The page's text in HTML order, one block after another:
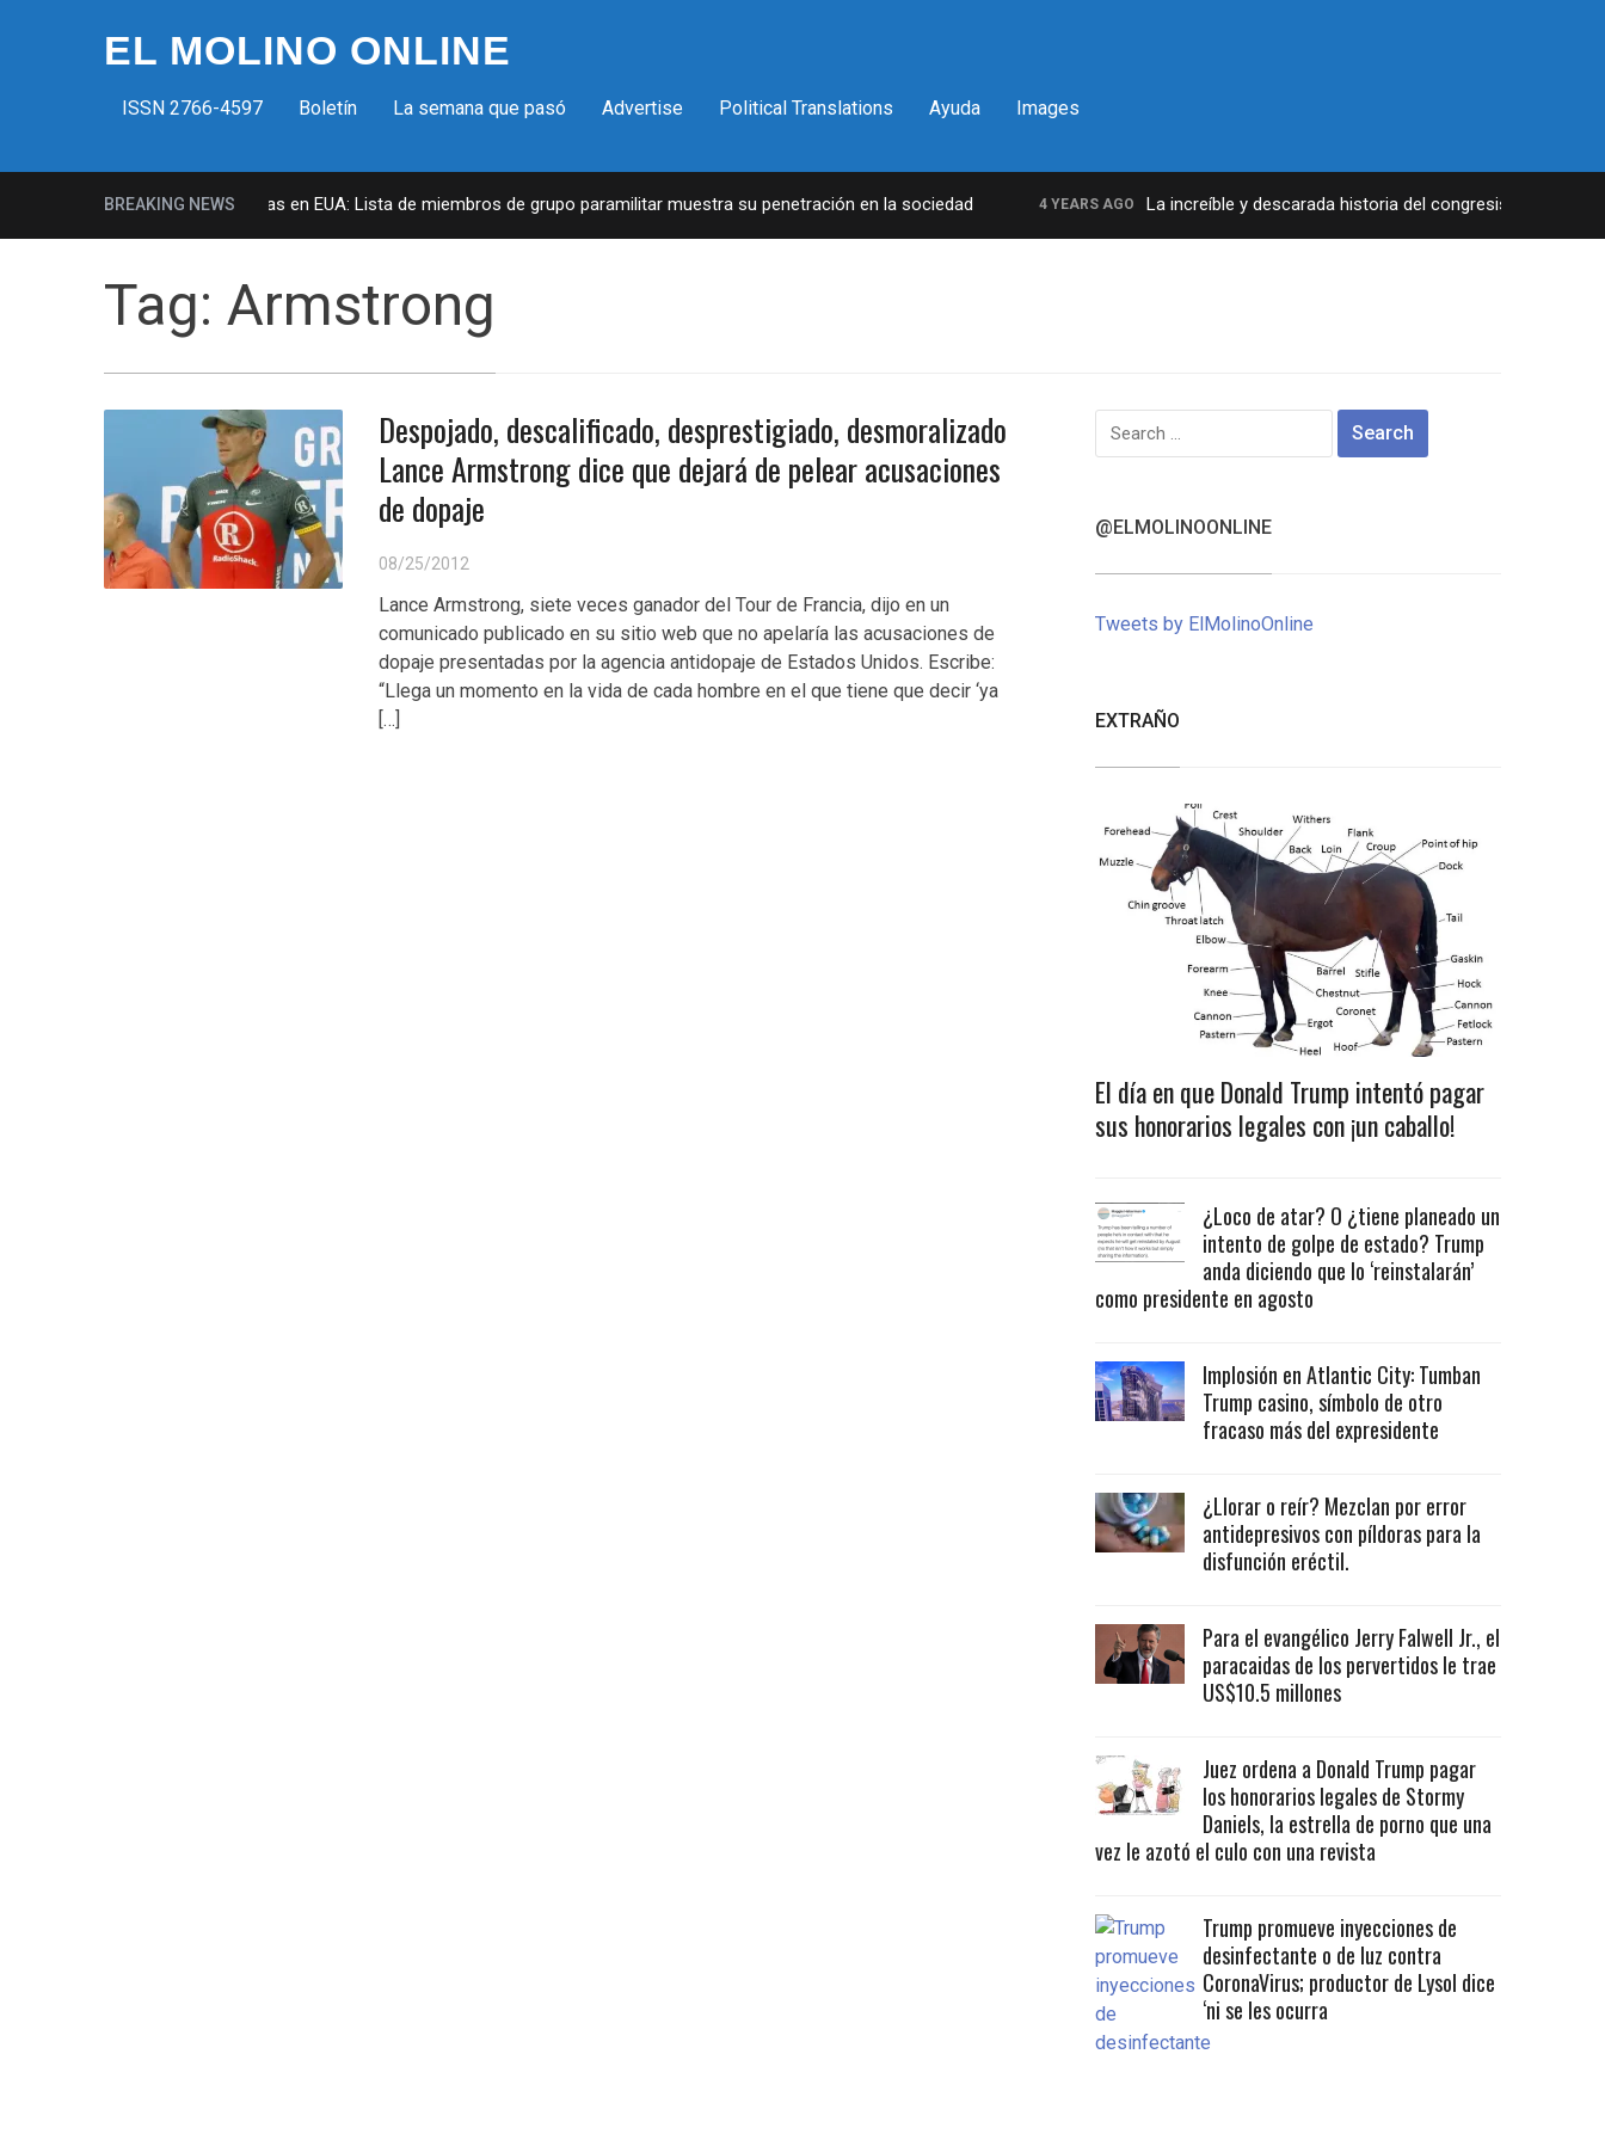
EL MOLINO ONLINE
ISSN 2766-4597 Boletín La semana que pasó Advertise Political Translations Ayuda Images
BREAKING NEWS
Milicias fascistas en EUA: Lista de miembros de grupo paramilitar muestra su penetración en la sociedad 4 YEARS AGO La increíble y descarada historia del congresista por NY
Tag: Armstrong
Despojado, descalificado, desprestigiado, desmoralizado
Lance Armstrong dice que dejará de pelear acusaciones
de dopaje
08/25/2012
Lance Armstrong, siete veces ganador del Tour de Francia, dijo en un
comunicado publicado en su sitio web que no apelaría las acusaciones de
dopaje presentadas por la agencia antidopaje de Estados Unidos. Escribe:
“Llega un momento en la vida de cada hombre en el que tiene que decir ‘ya
[…]
Search
for:
@ELMOLINOONLINE
Tweets by ElMolinoOnline
EXTRAÑO
El día en que Donald Trump intentó pagar
sus honorarios legales con ¡un caballo!
¿Loco de atar? O ¿tiene planeado un
intento de golpe de estado? Trump
anda diciendo que lo ‘reinstalarán’
como presidente en agosto
Implosión en Atlantic City: Tumban
Trump casino, símbolo de otro
fracaso más del expresidente
¿Llorar o reír? Mezclan por error
antidepresivos con píldoras para la
disfunción eréctil.
Para el evangélico Jerry Falwell Jr., el
paracaidas de los pervertidos le trae
US$10.5 millones
Juez ordena a Donald Trump pagar
los honorarios legales de Stormy
Daniels, la estrella de porno que una
vez le azotó el culo con una revista
Trump promueve inyecciones de
desinfectante o de luz contra
CoronaVirus; productor de Lysol dice
‘ni se les ocurra